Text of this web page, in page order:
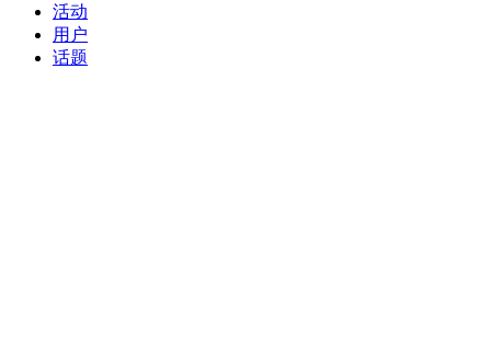
活动
用户
话题